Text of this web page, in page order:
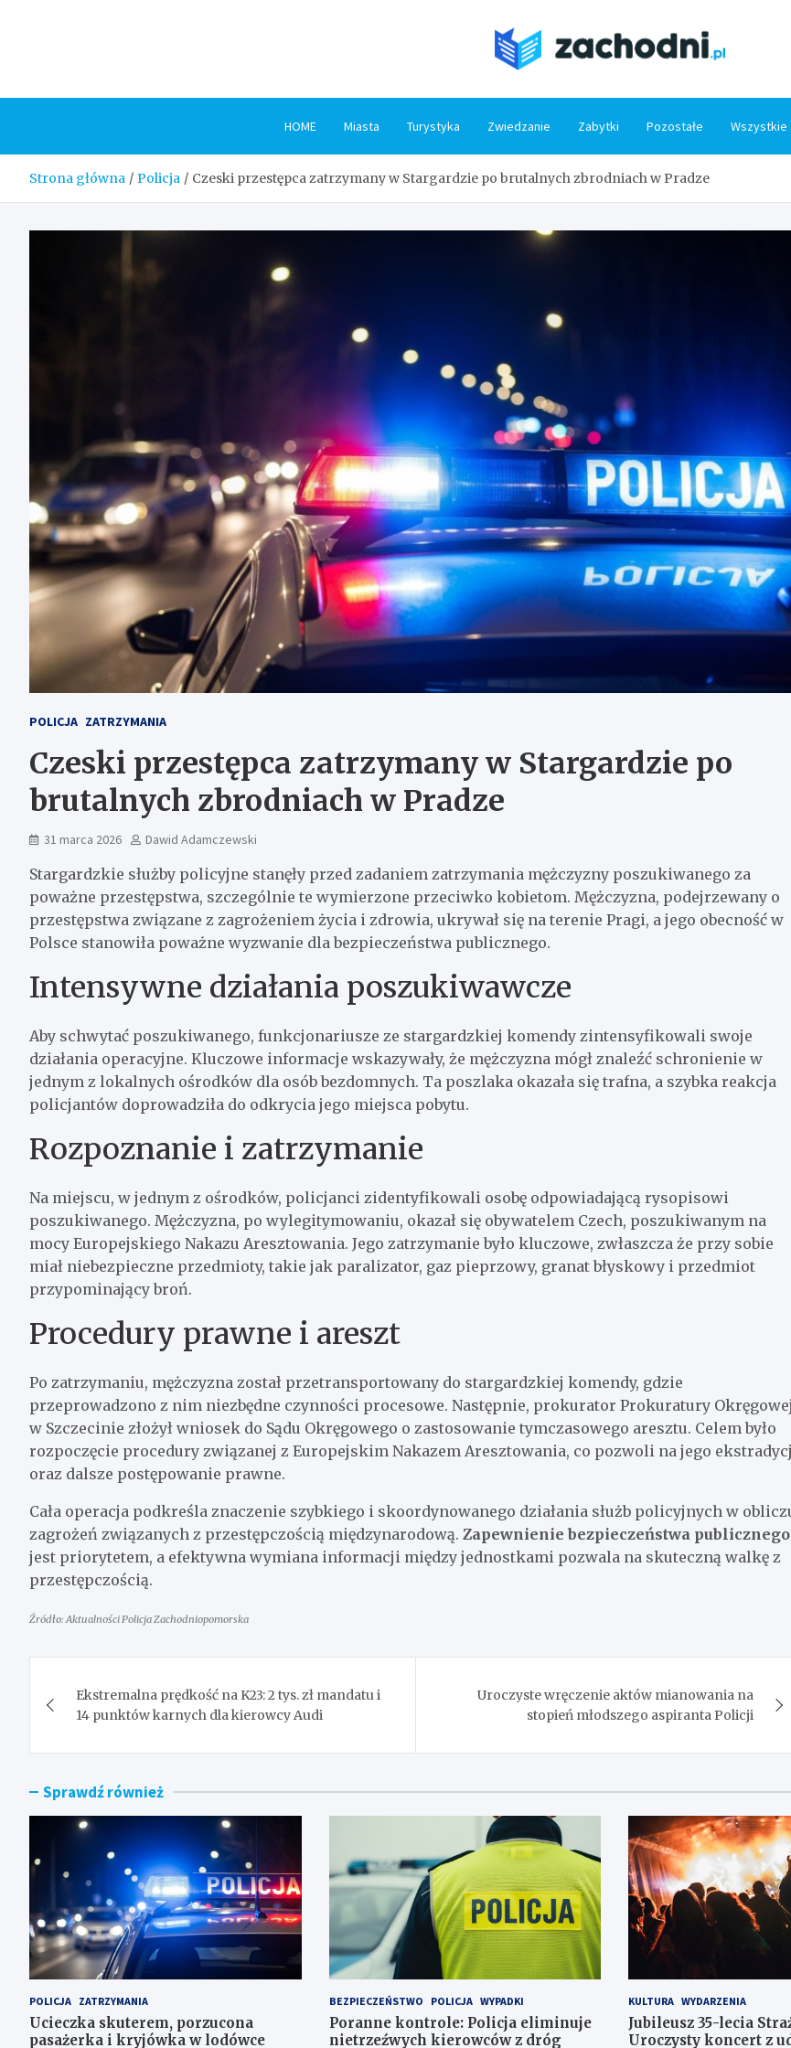
HOME Miasta Turystyka Zwiedzanie Zabytki Pozostałe Wszystkie
Strona główna Policja Czeski przestępca zatrzymany w Stargardzie po brutalnych zbrodniach w Pradze
POLICJA ZATRZYMANIA
Czeski przestępca zatrzymany w Stargardzie po
brutalnych zbrodniach w Pradze
31 marca 2026 Dawid Adamczewski
Stargardzkie służby policyjne stanęły przed zadaniem zatrzymania mężczyzny poszukiwanego za
poważne przestępstwa, szczególnie te wymierzone przeciwko kobietom. Mężczyzna, podejrzewany o
przestępstwa związane z zagrożeniem życia i zdrowia, ukrywał się na terenie Pragi, a jego obecność w
Polsce stanowiła poważne wyzwanie dla bezpieczeństwa publicznego.
Intensywne działania poszukiwawcze
Aby schwytać poszukiwanego, funkcjonariusze ze stargardzkiej komendy zintensyfikowali swoje
działania operacyjne. Kluczowe informacje wskazywały, że mężczyzna mógł znaleźć schronienie w
jednym z lokalnych ośrodków dla osób bezdomnych. Ta poszlaka okazała się trafna, a szybka reakcja
policjantów doprowadziła do odkrycia jego miejsca pobytu.
Rozpoznanie i zatrzymanie
Na miejscu, w jednym z ośrodków, policjanci zidentyfikowali osobę odpowiadającą rysopisowi
poszukiwanego. Mężczyzna, po wylegitymowaniu, okazał się obywatelem Czech, poszukiwanym na
mocy Europejskiego Nakazu Aresztowania. Jego zatrzymanie było kluczowe, zwłaszcza że przy sobie
miał niebezpieczne przedmioty, takie jak paralizator, gaz pieprzowy, granat błyskowy i przedmiot
przypominający broń.
Procedury prawne i areszt
Po zatrzymaniu, mężczyzna został przetransportowany do stargardzkiej komendy, gdzie
przeprowadzono z nim niezbędne czynności procesowe. Następnie, prokurator Prokuratury Okręgowej
w Szczecinie złożył wniosek do Sądu Okręgowego o zastosowanie tymczasowego aresztu. Celem było
rozpoczęcie procedury związanej z Europejskim Nakazem Aresztowania, co pozwoli na jego
oraz dalsze postępowanie prawne.
Cała operacja podkreśla znaczenie szybkiego i skoordynowanego działania służb policyjnych w
zagrożeń związanych z przestępczością międzynarodową. Zapewnienie bezpieczeństwa publicznego
jest priorytetem, a efektywna wymiana informacji między jednostkami pozwala na skuteczną walkę z
przestępczością.
Źródło: Aktualności Policja Zachodniopomorska
wpisu
Ekstremalna prędkość na K23: 2 tys. zł mandatu i
14 punktów karnych dla kierowcy Audi
Uroczyste wręczenie aktów mianowania na
stopień młodszego aspiranta Policji
Sprawdź również
POLICJA ZATRZYMANIA
Ucieczka skuterem, porzucona
pasażerka i kryjówka w lodówce
BEZPIECZEŃSTWO POLICJA WYPADKI
Poranne kontrole: Policja eliminuje
nietrzeźwych kierowców z dróg
KULTURA WYDARZENIA
Jubileusz 35-lecia
Uroczysty koncert z